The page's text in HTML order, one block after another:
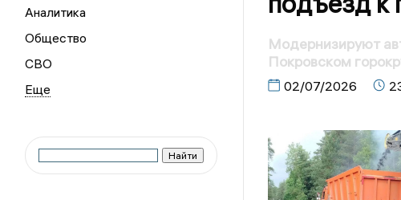
Аналитика
Общество
СВО
Модернизируют
Покровском
02/07/2026